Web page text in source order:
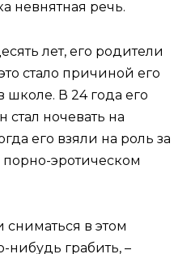
невнятная речь.
лет, его родители
стало причиной его
школе. В 24 года его
ночевать на
его взяли на роль за
эротическом
в этом
грабить, –